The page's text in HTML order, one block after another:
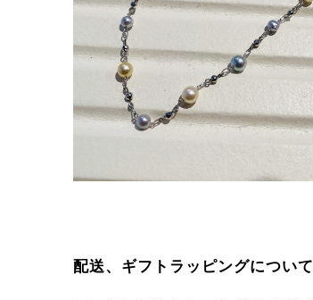
配送、ギフトラッピングについて